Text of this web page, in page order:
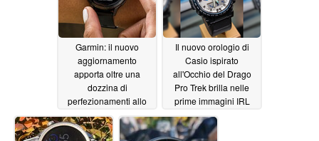
Garmin: il nuovo
aggiornamento
apporta oltre una
dozzina di
perfezionamenti allo
smartwatch di fascia
media con
Il nuovo orologio di
Casio ispirato
all'Occhio del Drago
Pro Trek brilla nelle
prime immagini IRL
05/11/2026